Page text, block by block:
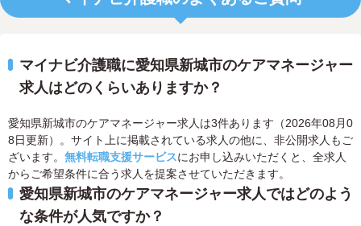
マイナビ介護職に愛知県新城市のケアマネージャー
求人はどのくらいありますか？
愛知県新城市のケアマネージャー求人は3件あります（2026年08月0
8日更新）。サイト上に掲載されている求人の他に、非公開求人もご
ざいます。 無料転職支援サービスにお申し込みいただくと、全求人
からご希望条件に合う求人を提案させていただきます。
愛知県新城市のケアマネージャー求人ではどのよう
な条件が人気ですか？